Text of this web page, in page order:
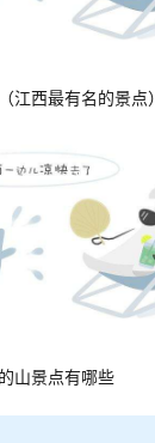
江西最有名的景点）
山景点有哪些